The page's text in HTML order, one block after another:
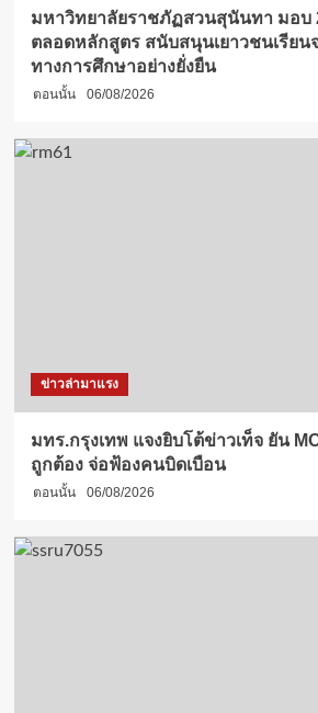
มหาวิทยาลัยราชภัฏสวนสุนันทา มอบ
ตลอดหลักสูตร สนับสนุนเยาวชนเรียน
ทางการศึกษาอย่างยั่งยืน
ตอนนั้น 06/08/2026
ข่าวล่ามาแรง
มทร.กรุงเทพ แจงยิบโต้ข่าวเท็จ ยัน
ถูกต้อง จ่อฟ้องคนบิดเบือน
ตอนนั้น 06/08/2026